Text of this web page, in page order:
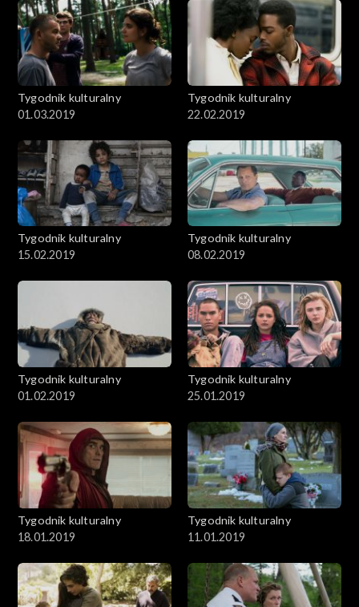
Tygodnik kulturalny
01.03.2019
Tygodnik kulturalny
22.02.2019
Tygodnik kulturalny
15.02.2019
Tygodnik kulturalny
08.02.2019
Tygodnik kulturalny
01.02.2019
Tygodnik kulturalny
25.01.2019
Tygodnik kulturalny
18.01.2019
Tygodnik kulturalny
11.01.2019